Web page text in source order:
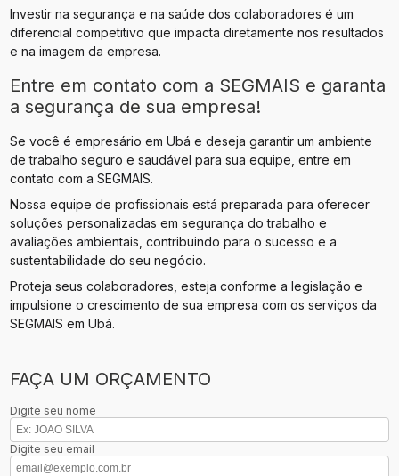
Investir na segurança e na saúde dos colaboradores é um
diferencial competitivo que impacta diretamente nos resultados
e na imagem da empresa.
Entre em contato com a SEGMAIS e garanta
a segurança de sua empresa!
Se você é empresário em Ubá e deseja garantir um ambiente
de trabalho seguro e saudável para sua equipe, entre em
contato com a SEGMAIS.
Nossa equipe de profissionais está preparada para oferecer
soluções personalizadas em segurança do trabalho e
avaliações ambientais, contribuindo para o sucesso e a
sustentabilidade do seu negócio.
Proteja seus colaboradores, esteja conforme a legislação e
impulsione o crescimento de sua empresa com os serviços da
SEGMAIS em Ubá.
FAÇA UM ORÇAMENTO
Digite seu nome
Digite seu email